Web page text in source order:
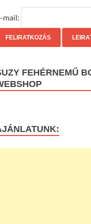
mail:
FEHÉRNEMŰ